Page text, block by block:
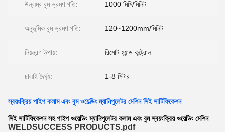
উল্লম্ব বুম ভ্রমণ গতি: 1000 মিমি/মিনিট
অনুভূমিক বুম ভ্রমণ গতি: 120~1200mm/মিনিট
নিয়ন্ত্রণ উপায়: রিমোট হ্যান্ড কন্ট্রোল
ঢালাই দৈর্ঘ্য: 1-8 মিটার
স্বয়ংক্রিয় পাইপ কলাম এবং বুম ওয়েল্ডিং ম্যানিপুলেটর মেশিন সিই সার্টিফিকেশন
সিই সার্টিফিকেশন সহ পাইপ ওয়েল্ডিং ম্যানিপুলেটর কলাম এবং বুম স্বয়ংক্রিয় ওয়েল্ডিং মেশিন
WELDSUCCESS PRODUCTS.pdf